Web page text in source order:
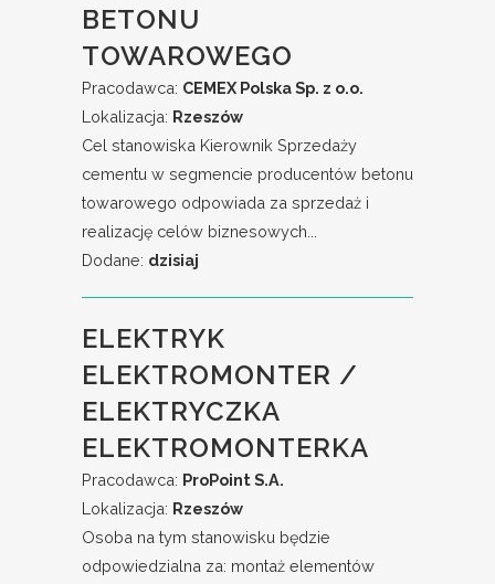
BETONU
TOWAROWEGO
Pracodawca: CEMEX Polska Sp. z o.o.
Lokalizacja: Rzeszów
Cel stanowiska Kierownik Sprzedaży
cementu w segmencie producentów betonu
towarowego odpowiada za sprzedaż i
realizację celów biznesowych...
Dodane: dzisiaj
ELEKTRYK
ELEKTROMONTER /
ELEKTRYCZKA
ELEKTROMONTERKA
Pracodawca: ProPoint S.A.
Lokalizacja: Rzeszów
Osoba na tym stanowisku będzie
odpowiedzialna za: montaż elementów